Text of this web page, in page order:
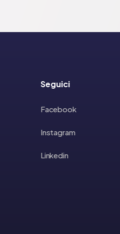
Seguici
Facebook
Instagram
Linkedin